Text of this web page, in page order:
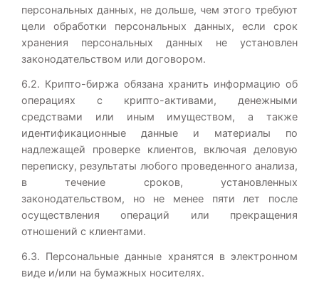
персональных данных, не дольше, чем этого требуют
цели обработки персональных данных, если срок
хранения персональных данных не установлен
законодательством или договором.
6.2. Крипто-биржа обязана хранить информацию об
операциях с крипто-активами, денежными
средствами или иным имуществом, а также
идентификационные данные и материалы по
надлежащей проверке клиентов, включая деловую
переписку, результаты любого проведенного анализа,
в течение сроков, установленных
законодательством, но не менее пяти лет после
осуществления операций или прекращения
отношений с клиентами.
6.3. Персональные данные хранятся в электронном
виде и/или на бумажных носителях.